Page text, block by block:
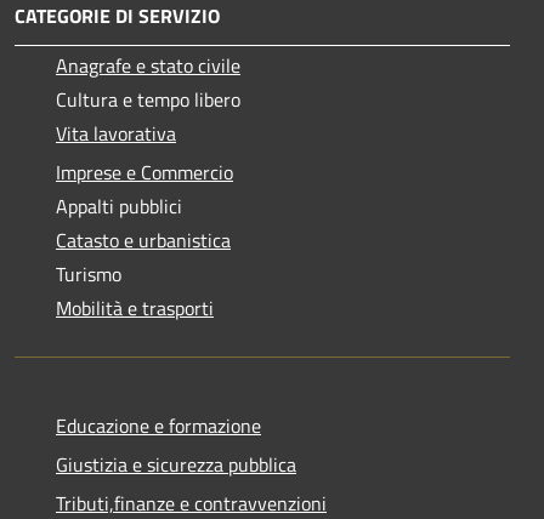
CATEGORIE DI SERVIZIO
Anagrafe e stato civile
Cultura e tempo libero
Vita lavorativa
Imprese e Commercio
Appalti pubblici
Catasto e urbanistica
Turismo
Mobilità e trasporti
Educazione e formazione
Giustizia e sicurezza pubblica
Tributi,finanze e contravvenzioni